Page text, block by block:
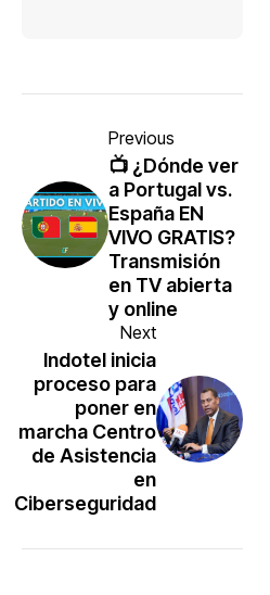
Previous
📺 ¿Dónde ver
a Portugal vs.
España EN
VIVO GRATIS?
Transmisión
en TV abierta
y online
Next
Indotel inicia
proceso para
poner en
marcha Centro
de Asistencia
en
Ciberseguridad